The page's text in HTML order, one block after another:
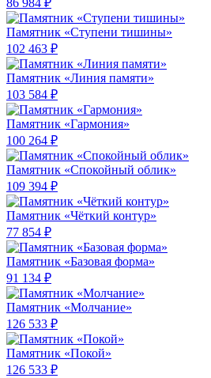
86 984 ₽
Памятник «Ступени тишины»
102 463 ₽
Памятник «Линия памяти»
103 584 ₽
Памятник «Гармония»
100 264 ₽
Памятник «Спокойный облик»
109 394 ₽
Памятник «Чёткий контур»
77 854 ₽
Памятник «Базовая форма»
91 134 ₽
Памятник «Молчание»
126 533 ₽
Памятник «Покой»
126 533 ₽